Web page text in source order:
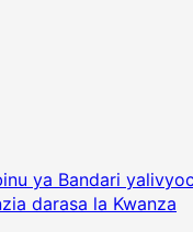
ya Bandari
darasa la Kwanza